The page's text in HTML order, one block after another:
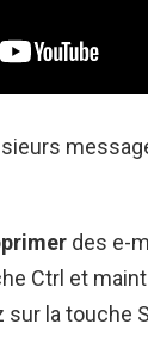
des e-
Ctrl et
sur la touche